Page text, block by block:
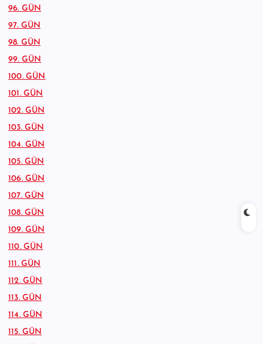
96. GÜN
97. GÜN
98. GÜN
99. GÜN
100. GÜN
101. GÜN
102. GÜN
103. GÜN
104. GÜN
105. GÜN
106. GÜN
107. GÜN
108. GÜN
109. GÜN
110. GÜN
111. GÜN
112. GÜN
113. GÜN
114. GÜN
115. GÜN